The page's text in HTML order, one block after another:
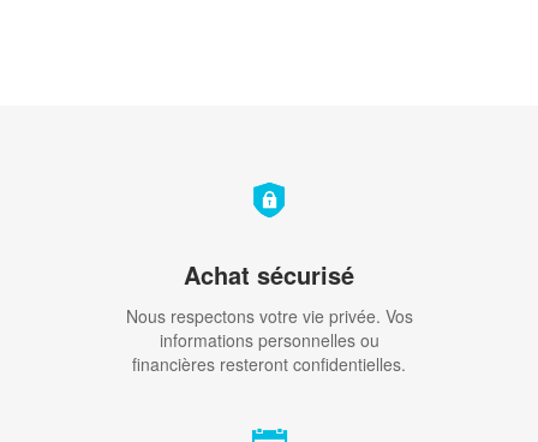
Achat sécurisé
Nous respectons votre vie privée. Vos
informations personnelles ou
financières resteront confidentielles.